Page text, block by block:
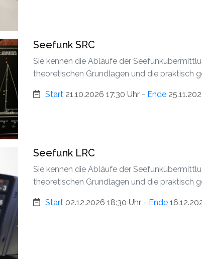
Seefunk SRC
Sie kennen die Abläufe der
theoretischen Grundlagen und die praktisch
Start 21.10.2026 17:30 Uhr - Ende
Seefunk LRC
Sie kennen die Abläufe der
theoretischen Grundlagen und die praktisch
Start 02.12.2026 18:30 Uhr - Ende